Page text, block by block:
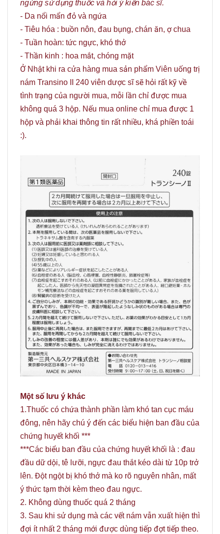
ngừng sử dụng thuốc và hỏi ý kiến bác sĩ.
- Da nổi mẩn đỏ và ngứa
- Tiêu hóa : buồn nôn, đau bụng, chán ăn, ợ chua
- Tuần hoàn: tức ngực, khó thở
- Thần kinh : hoa mắt, chóng mặt
Ở Nhật khi ra cửa hàng mua sản phẩm Viên uống trị
nám Transino II 240 viên dược sĩ sẽ hỏi rất kỹ về
tình trạng của người mua, mỗi lần chỉ được mua
không quá 3 hộp. Nếu mua online chỉ mua được 1
hộp và phải khai thông tin rất nhiều, khá phiền toái
:).
Một số lưu ý khác
1.Thuốc có chứa thành phần làm khó tan cục máu
đông, nên hãy chú ý đến các biểu hiện ban đầu của
chứng huyết khối ***
***Các biểu ban đầu của chứng huyết khối là : đau
đầu dữ dội, tê lưỡi, ngực đau thắt kéo dài từ 10p trở
lên. Đột ngột bị khó thở mà ko rõ nguyên nhân, mất
ý thức tạm thời kèm theo đau ngực.
2. Không dùng thuốc quá 2 tháng
3. Sau khi sử dụng mà các vết nám vẫn xuất hiện thì
đợi ít nhất 2 tháng mới được dùng tiếp đợt tiếp theo.